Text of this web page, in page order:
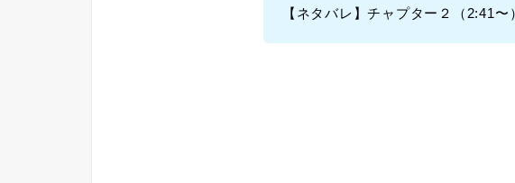
【ネタバレ】チャプター２（2:41